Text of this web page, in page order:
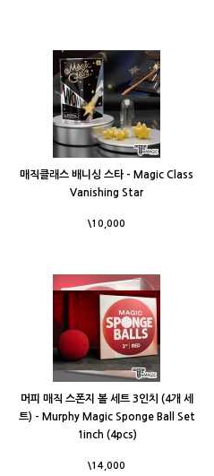
매직클래스 배니싱 스타 - Magic Class
Vanishing Star
\10,000
머피 매직 스폰지 볼 세트 3인치 (4개 세
트) - Murphy Magic Sponge Ball Set
1inch (4pcs)
\14,000